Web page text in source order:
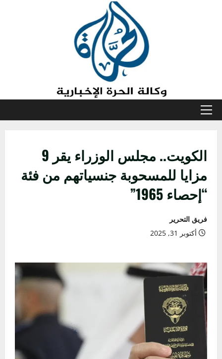
القائمة
الكويت.. مجلس الوزراء يقر 9
مزايا للمسحوبة جنسياتهم من فئة
“إحصاء 1965”
فريق التحرير
أكتوبر 31, 2025